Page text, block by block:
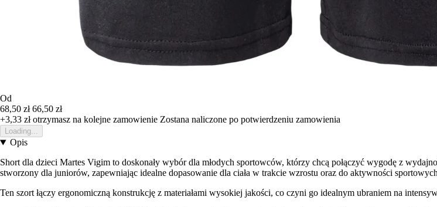
Od
68,50 zł 66,50 zł
+3,33 złotrzymasz na kolejne zamowienie Zostana naliczone po potwierdzeniu zamowienia
Loading...
Opis
Short dla dzieci Martes Vigim to doskonały wybór dla młodych sportowców, którzy chcą połączyć wygodę z
stworzony dla juniorów, zapewniając idealne dopasowanie dla ciała w trakcie wzrostu oraz do aktywności
Ten szort łączy ergonomiczną konstrukcję z materiałami wysokiej jakości, co czyni go idealnym ubraniem na